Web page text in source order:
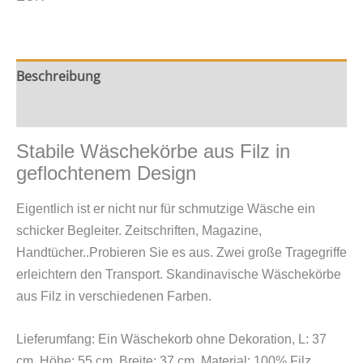
Beschreibung
Stabile Wäschekörbe aus Filz in
geflochtenem Design
Eigentlich ist er nicht nur für schmutzige Wäsche ein
schicker Begleiter. Zeitschriften, Magazine,
Handtücher..Probieren Sie es aus. Zwei große Tragegriffe
erleichtern den Transport. Skandinavische Wäschekörbe
aus Filz in verschiedenen Farben.
Lieferumfang: Ein Wäschekorb ohne Dekoration, L: 37